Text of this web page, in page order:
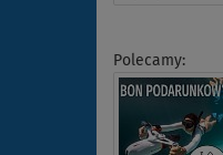
Polecamy: